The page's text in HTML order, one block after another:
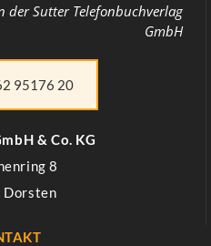
der Sutter Telefonbuchverlag
GmbH
95176 20
& Co. KG
8